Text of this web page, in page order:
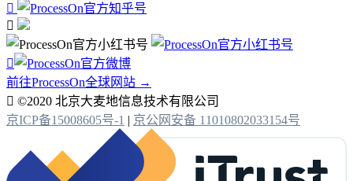



前往ProcessOn全球网站 →
 ©2020 北京大麦地信息技术有限公司
京ICP备15008605号-1 | 京公网安备 11010802033154号